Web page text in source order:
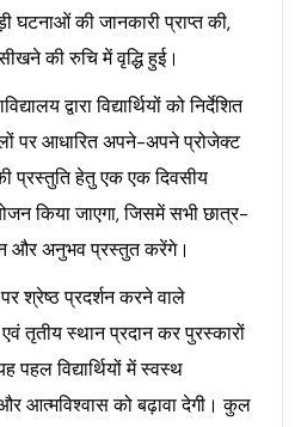
घटनाओं की जानकारी प्राप्त की,
की रुचि में वृद्धि हुई।
द्वारा विद्यार्थियों को निर्देशित
पर आधारित अपने-अपने प्रोजेक्ट
प्रस्तुति हेतु एक एक दिवसीय
किया जाएगा, जिसमें सभी छात्र-
और अनुभव प्रस्तुत करेंगे।
प्रदर्शन करने वाले
एवं तृतीय स्थान प्रदान कर पुरस्कारों
पहल विद्यार्थियों में स्वस्थ
आत्मविश्वास को बढ़ावा देगी। कुल